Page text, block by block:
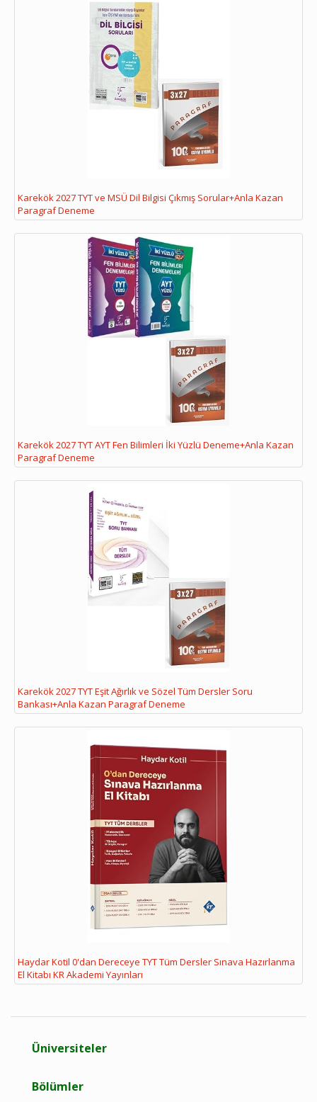
Karekök 2027 TYT ve MSÜ Dil Bilgisi Çıkmış Sorular+Anla Kazan
Paragraf Deneme
Karekök 2027 TYT AYT Fen Bilimleri İki Yüzlü Deneme+Anla Kazan
Paragraf Deneme
Karekök 2027 TYT Eşit Ağırlık ve Sözel Tüm Dersler Soru
Bankası+Anla Kazan Paragraf Deneme
Haydar Kotil 0'dan Dereceye TYT Tüm Dersler Sınava Hazırlanma
El Kitabı KR Akademi Yayınları
Üniversiteler
Bölümler